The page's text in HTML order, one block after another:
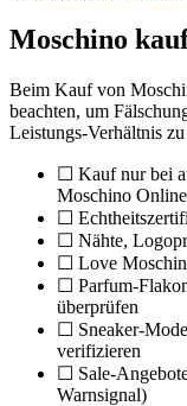
Moschino
Beim Kauf von
beachten, um
Leistungs-Verhältnis
☐ Kauf nur bei
Moschino
☐
☐ Nähte,
☐ Love
☐ Parfum-
überprüfen
☐ Sneaker-
verifizieren
☐ Sale-
Warnsignal)